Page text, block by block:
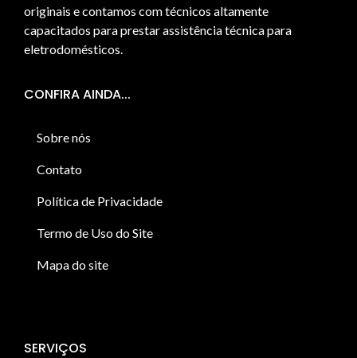
originais e contamos com técnicos altamente
capacitados para prestar assistência técnica para
eletrodomésticos.
CONFIRA AINDA...
Sobre nós
Contato
Política de Privacidade
Termo de Uso do Site
Mapa do site
SERVIÇOS